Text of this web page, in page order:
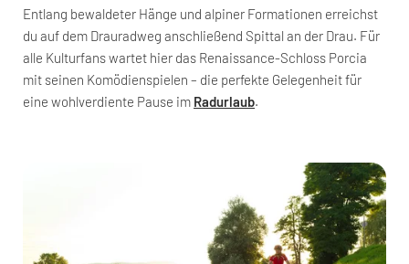
Entlang bewaldeter Hänge und alpiner Formationen erreichst
du auf dem Drauradweg anschließend Spittal an der Drau. Für
alle Kulturfans wartet hier das Renaissance-Schloss Porcia
mit seinen Komödienspielen – die perfekte Gelegenheit für
eine wohlverdiente Pause im Radurlaub.